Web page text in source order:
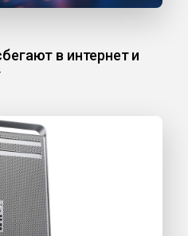
в интернет и